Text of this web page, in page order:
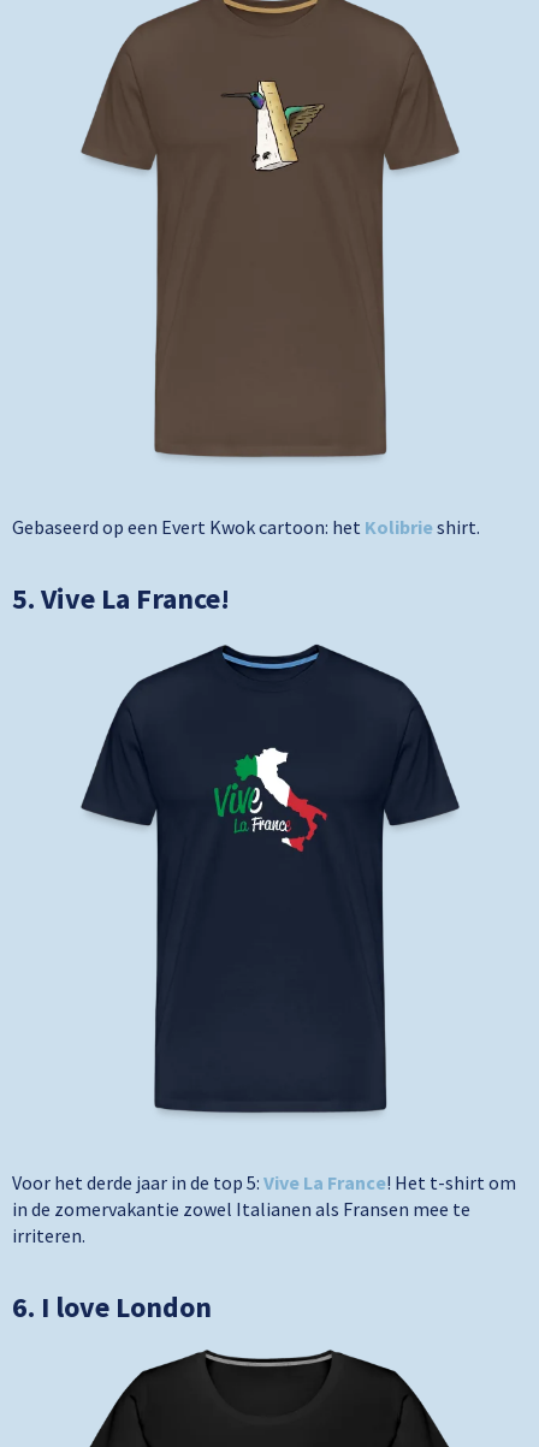
Gebaseerd op een Evert Kwok cartoon: het Kolibrieshirt.
5. Vive La France!
Voor het derde jaar in de top 5: Vive La France! Het t-shirt om
in de zomervakantie zowel Italianen als Fransen mee te
irriteren.
6. I love London